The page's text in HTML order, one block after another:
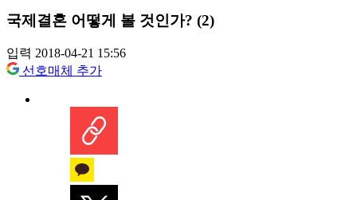
국제결혼 어떻게 볼 것인가? (2)
입력 2018-04-21 15:56
선호매체 추가